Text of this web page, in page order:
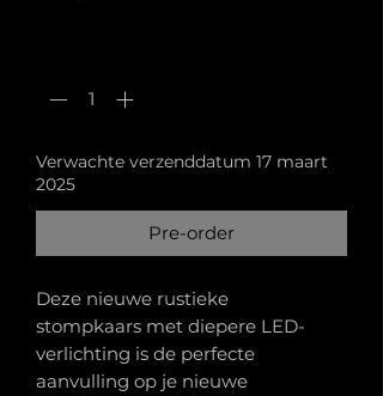
Verwachte verzenddatum 17 maart
2025
Pre-order
Deze nieuwe rustieke
stompkaars met diepere LED-
verlichting is de perfecte
aanvulling op je nieuwe